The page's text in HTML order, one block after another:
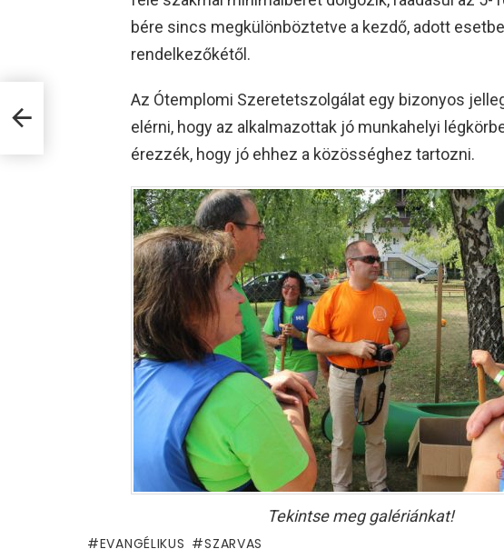
bére sincs megkülönböztetve a kezdő, adott
rendelkezőkétől.
Az Ótemplomi Szeretetszolgálat egy bizonyos
elérni, hogy az alkalmazottak jó munkahelyi
érezzék, hogy jó ehhez a közösséghez tartozni.
Tekintse meg galériánkat!
EVANGÉLIKUS SZARVAS